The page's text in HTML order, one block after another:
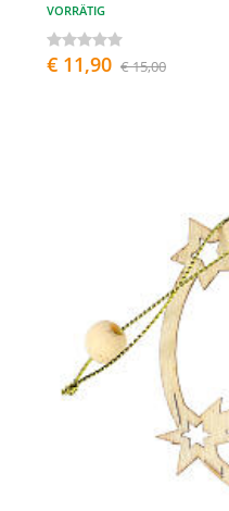
VORRÄTIG
€ 11,90 € 15,00